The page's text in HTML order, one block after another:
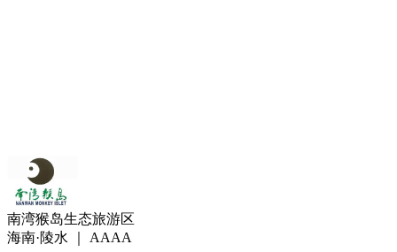
南湾猴岛生态旅游区
海南·陵水 ｜ AAAA